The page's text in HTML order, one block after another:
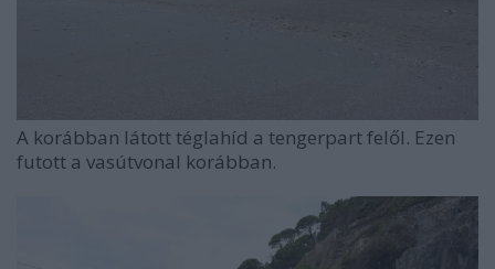
A korábban látott téglahíd a tengerpart felől. Ezen
futott a vasútvonal korábban.